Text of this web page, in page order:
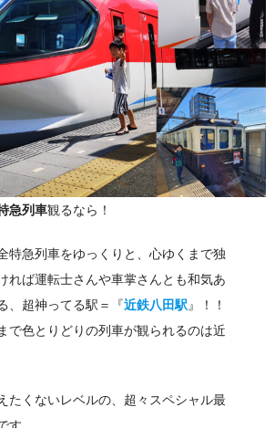
急列車観るなら！
特急列車をゆっくりと、心ゆくまで独
れば運転士さんや車掌さんとも和気あ
、超神ってる駅＝『近鉄八田駅 』！！
で色とりどりの列車が観られるのは近
たくないレベルの、超々スペシャル最